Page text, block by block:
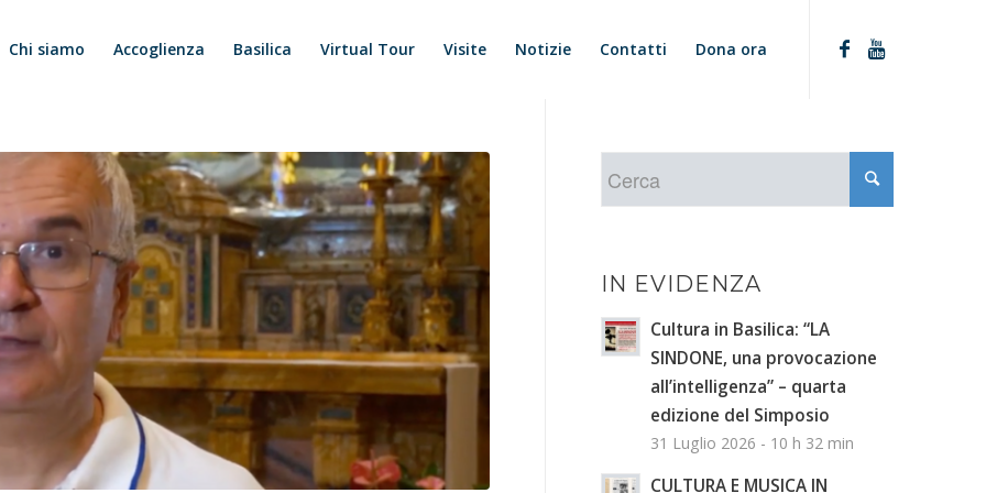
Chi siamo Accoglienza Basilica Virtual Tour Visite Notizie Contatti Dona ora
IN EVIDENZA
Cultura in Basilica: “LA
SINDONE, una provocazione
all’intelligenza” – quarta
edizione del Simposio
31 Luglio 2026 - 10 h 32 min
CULTURA E MUSICA IN